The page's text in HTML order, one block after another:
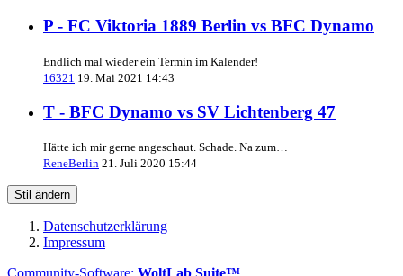
P - FC Viktoria 1889 Berlin vs BFC Dynamo
Endlich mal wieder ein Termin im Kalender!
16321 19. Mai 2021 14:43
T - BFC Dynamo vs SV Lichtenberg 47
Hätte ich mir gerne angeschaut. Schade. Na zum…
ReneBerlin 21. Juli 2020 15:44
Stil ändern
Datenschutzerklärung
Impressum